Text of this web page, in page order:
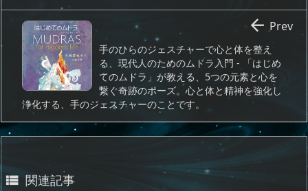
手のひらのジェスチャーで心と体を整え
る、現代人のためのムドラ入門 - 「はじめ
てのムドラ」が教える、5つの元素と心を
繋ぐ奇跡のポーズ。心と体と精神を強化し
浄化する、手のジェスチャーのことです。
 Prev
 関連記事